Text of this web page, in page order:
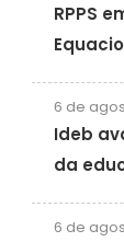
RPPS
6 de
Ideb
da
6 de